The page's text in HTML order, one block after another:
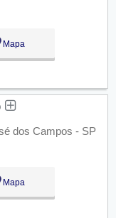
Mapa
dos Campos - SP
Mapa